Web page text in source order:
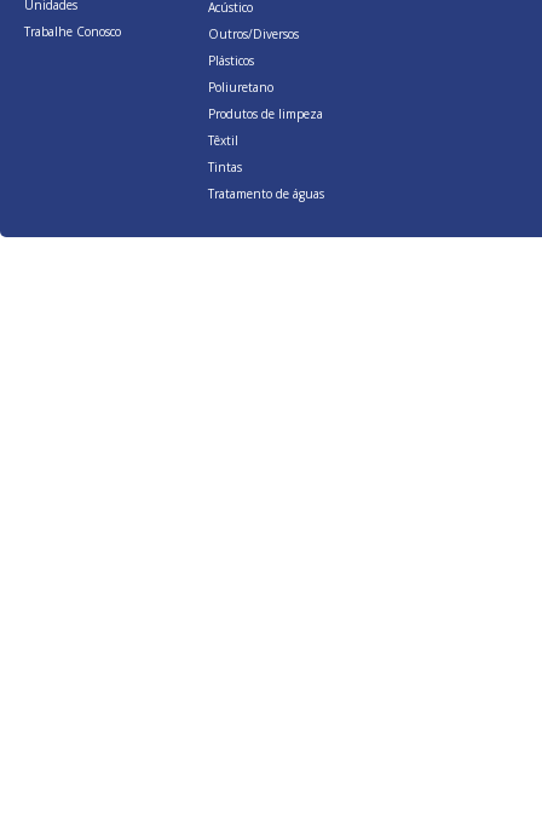
Unidades
Trabalhe Conosco
Acústico
Outros/Diversos
Plásticos
Poliuretano
Produtos de limpeza
Têxtil
Tintas
Tratamento de águas